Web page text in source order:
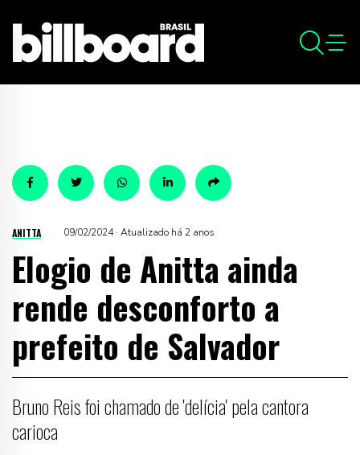
ANITTA 09/02/2024 · Atualizado há 2 anos
Elogio de Anitta ainda
rende desconforto a
prefeito de Salvador
Bruno Reis foi chamado de 'delícia' pela cantora
carioca